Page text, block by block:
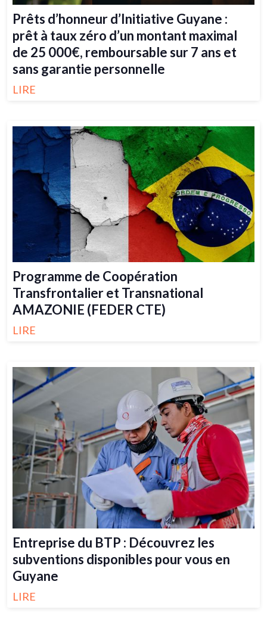
Prêts d’honneur d’Initiative Guyane :
prêt à taux zéro d’un montant maximal
de 25 000€, remboursable sur 7 ans et
sans garantie personnelle
LIRE
Programme de Coopération
Transfrontalier et Transnational
AMAZONIE (FEDER CTE)
LIRE
Entreprise du BTP : Découvrez les
subventions disponibles pour vous en
Guyane
LIRE